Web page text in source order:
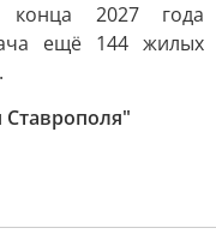
2027 года
ещё 144 жилых